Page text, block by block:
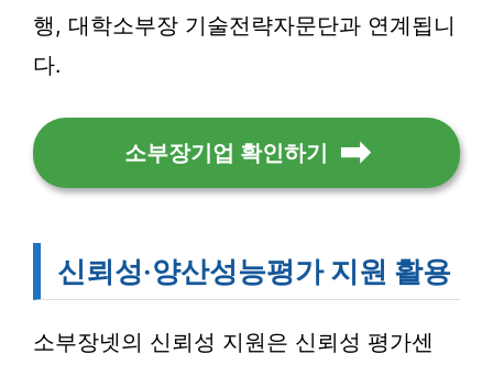
행, 대학소부장 기술전략자문단과 연계됩니
다.
소부장기업 확인하기
신뢰성·양산성능평가 지원 활용
소부장넷의 신뢰성 지원은 신뢰성 평가센